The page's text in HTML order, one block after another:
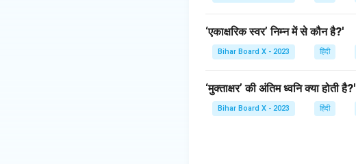
‘एकाक्षरिक स्वर’ निम्न में से कौन है?'
Bihar Board X - 2023 हिंदी
‘मुक्ताक्षर’ की अंतिम ध्वनि क्या होती है?'
Bihar Board X - 2023 हिंदी